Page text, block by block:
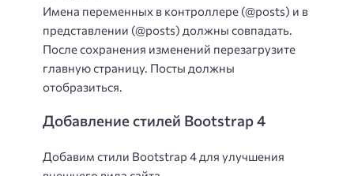
Имена переменных в контроллере (@posts) и в
представлении (@posts) должны совпадать.
После сохранения изменений перезагрузите
главную страницу. Посты должны
отобразиться.
Добавление стилей Bootstrap 4
Добавим стили Bootstrap 4 для улучшения